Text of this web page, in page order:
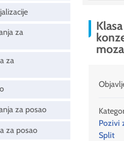
za
za
za posao
za posao
Pozivi
Split